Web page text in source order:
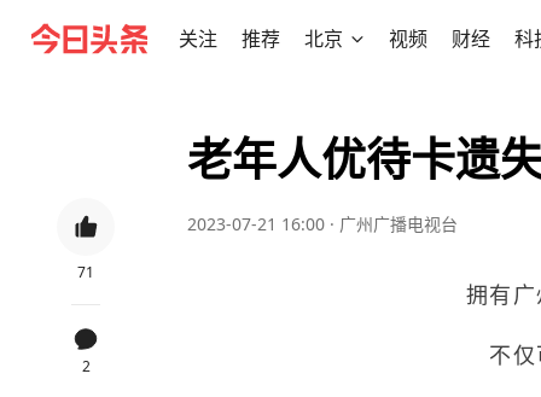
关注 推荐 北京 视频 财经 科
71
2
老年人优待卡遗
2023-07-21 16:00 · 广州广播电视台
拥有
不